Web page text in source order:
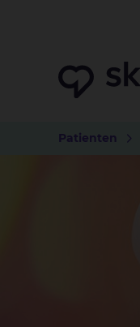
Patienten